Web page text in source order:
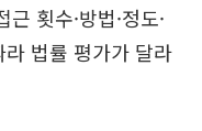
횟수·방법·정도·
법률 평가가 달라